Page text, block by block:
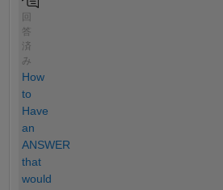
回
答
済
み
How
to
Have
an
ANSWER
that
would